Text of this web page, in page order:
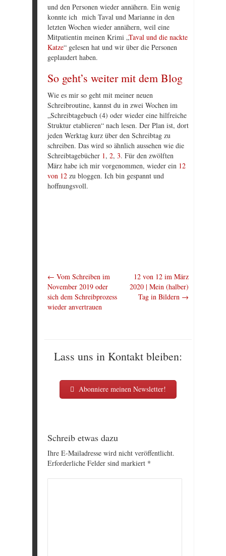
und den Personen wieder annähern. Ein wenig
konnte ich mich Taval und Marianne in den
letzten Wochen wieder annähern, weil eine
Mitpatientin meinen Krimi „Taval und die nackte
Katze“ gelesen hat und wir über die Personen
geplaudert haben.
So geht’s weiter mit dem Blog
Wie es mir so geht mit meiner neuen
Schreibroutine, kannst du in zwei Wochen im
„Schreibtagebuch (4) oder wieder eine hilfreiche
Struktur etablieren“ nach lesen. Der Plan ist, dort
jeden Werktag kurz über den Schreibtag zu
schreiben. Das wird so ähnlich aussehen wie die
Schreibtagebücher 1, 2, 3. Für den zwölften
März habe ich mir vorgenommen, wieder ein 12
von 12 zu bloggen. Ich bin gespannt und
hoffnungsvoll.
← Vom Schreiben im
November 2019 oder
sich dem Schreibprozess
wieder anvertrauen
12 von 12 im März
2020 | Mein (halber)
Tag in Bildern →
Lass uns in Kontakt bleiben:
Abonniere meinen Newsletter!
Schreib etwas dazu
Ihre E-Mailadresse wird nicht veröffentlicht.
Erforderliche Felder sind markiert *